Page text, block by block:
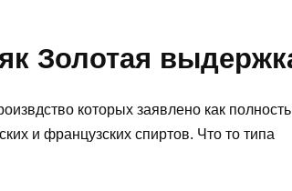
Золотая
которых заявлено как
и французских спиртов. Что то типа